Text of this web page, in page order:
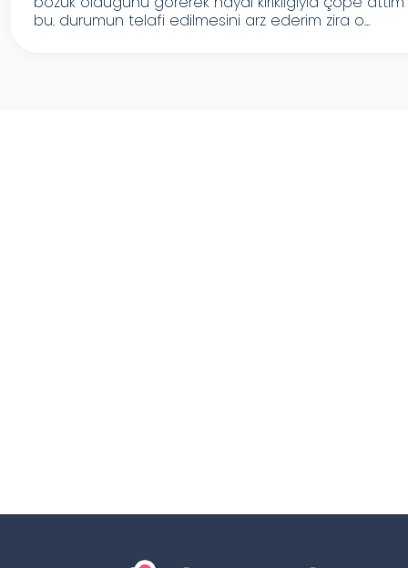
bu. durumun telafi edilmesini arz ederim zira o...